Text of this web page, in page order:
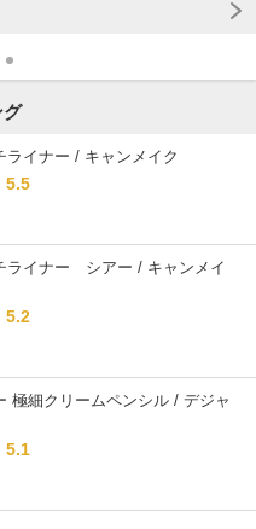
グ
ライナー / キャンメイク
5.5
ライナー シアー / キャンメイ
5.2
極細クリームペンシル / デジャ
5.1